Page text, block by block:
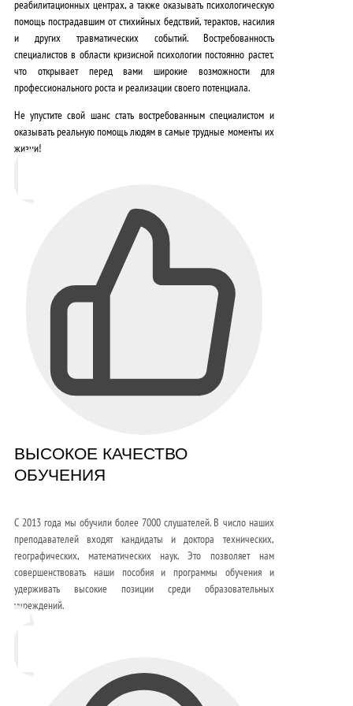
реабилитационных центрах, а также оказывать психологическую
помощь пострадавшим от стихийных бедствий, терактов, насилия
и других травматических событий. Востребованность
специалистов в области кризисной психологии постоянно растет,
что открывает перед вами широкие возможности для
профессионального роста и реализации своего потенциала.
Не упустите свой шанс стать востребованным специалистом и
оказывать реальную помощь людям в самые трудные моменты их
жизни!
ВЫСОКОЕ КАЧЕСТВО
ОБУЧЕНИЯ
С 2013 года мы обучили более 7000 слушателей. В число наших
преподавателей входят кандидаты и доктора технических,
географических, математических наук. Это позволяет нам
совершенствовать наши пособия и программы обучения и
удерживать высокие позиции среди образовательных
учреждений.